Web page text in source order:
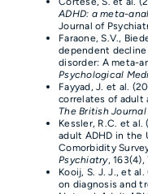
ADHD: a meta-
Journal of
Faraone, S.V.,
dependent
disorder: A meta-
Psychological
Fayyad, J. et al.
correlates of
The British
Kessler, R.C. et
adult ADHD in the
Comorbidity
Psychiatry, 163(4),
Kooij, S. J. J., et
on diagnosis and